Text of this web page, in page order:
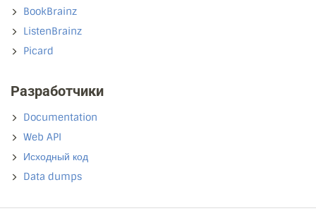
BookBrainz
ListenBrainz
Picard
Разработчики
Documentation
Web API
Исходный код
Data dumps